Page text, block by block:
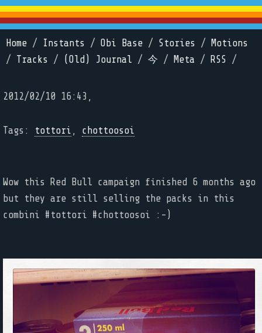
Home / Instants / Obi Base / Stories /
Motions
/ Tracks / (Old) Journal / 今 / Meta / RSS /
2012/02/10 16:43,
Tags: tottori , chottoosoi
Wow this Red Bull campaign finished 6 months ago
but they are still selling the packs in this
combini #tottori #chottoosoi :-)